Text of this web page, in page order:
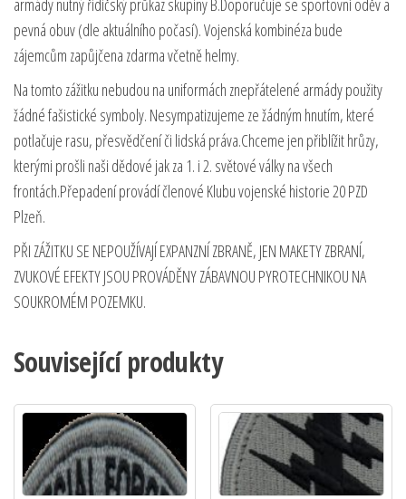
armády nutný řidičský průkaz skupiny B.Doporučuje se sportovní oděv a
pevná obuv (dle aktuálního počasí). Vojenská kombinéza bude
zájemcům zapůjčena zdarma včetně helmy.
Na tomto zážitku nebudou na uniformách znepřátelené armády použity
žádné fašistické symboly. Nesympatizujeme ze žádným hnutím, které
potlačuje rasu, přesvědčení či lidská práva.Chceme jen přiblížit hrůzy,
kterými prošli naši dědové jak za 1. i 2. světové války na všech
frontách.Přepadení provádí členové Klubu vojenské historie 20 PZD
Plzeň.
PŘI ZÁŽITKU SE NEPOUŽÍVAJÍ EXPANZNÍ ZBRANĚ, JEN MAKETY ZBRANÍ,
ZVUKOVÉ EFEKTY JSOU PROVÁDĚNY ZÁBAVNOU PYROTECHNIKOU NA
SOUKROMÉM POZEMKU.
Související produkty